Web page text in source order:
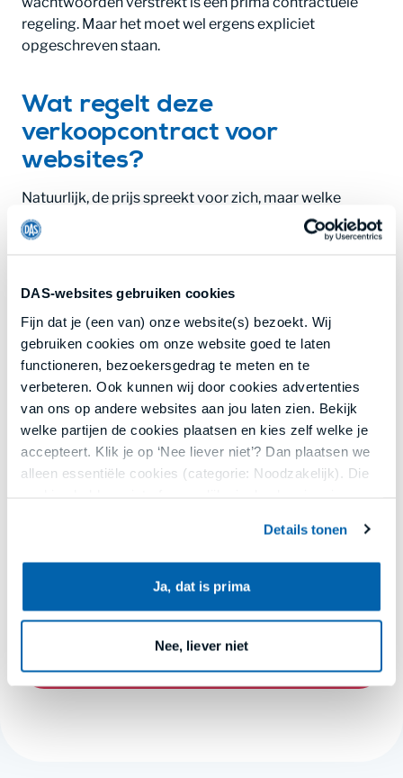
DAS-websites gebruiken cookies
Fijn dat je (een van) onze website(s) bezoekt. Wij
gebruiken cookies om onze website goed te laten
functioneren, bezoekersgedrag te meten en te
verbeteren. Ook kunnen wij door cookies advertenties
van ons op andere websites aan jou laten zien. Bekijk
welke partijen de cookies plaatsen en kies zelf welke je
accepteert. Klik je op ‘Nee liever niet’? Dan plaatsen we
alleen essentiële cookies (categorie: Noodzakelijk). Die
Jouw keuze kun je opnieuw aanpassen of intrekken via
ons cookieoverzicht onderaan onze websites of in de
menu’s van onze apps. Lees meer in
Details tonen
Ja, dat is prima
Nee, liever niet
regeling. Maar het moet wel ergens expliciet
opgeschreven staan.
Wat regelt deze
verkoopcontract voor
websites?
Natuurlijk, de prijs spreekt voor zich, maar welke
auteursrechten worden nu precies verkocht? Gaan
licenties mee, worden inkoopcontracten
opt-in van geregistreerde gebruikers? En trouwens, is
die prijs een eenmalig bedrag, gaat het via escrow en
moet er misschien nog BTW bij? Regel dit met een op
maat gegenereerde verkoopovereenkomst voor uw
website met DAS.
Hoe werkt het?
Start de vragenlijst. Beantwoord de vragen. Je krijgt
je een Verkoopcontract website (EN) op maat.
€ 45,-
Direct opstellen